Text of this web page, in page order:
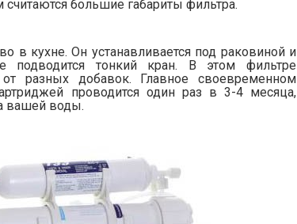
большие габариты фильтра.
в кухне. Он устанавливается под раковиной и
тонкий кран. В этом фильтре
разных добавок. Главное своевременном
проводится один раз в 3-4 месяца,
вашей воды.